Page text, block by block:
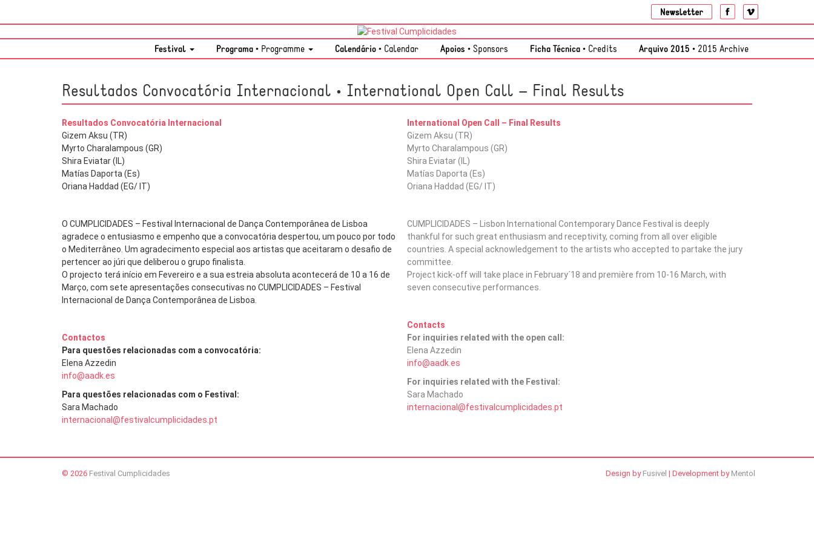
Festival Programa • Programme Calendário • Calendar Apoios • Sponsors Ficha Técnica • Credits Arquivo 2015 • 2015 Archive
Resultados Convocatória Internacional • International Open Call – Final Results
Resultados Convocatória Internacional
Gizem Aksu (TR)
Myrto Charalampous (GR)
Shira Eviatar (IL)
Matías Daporta (Es)
Oriana Haddad (EG/ IT)
O CUMPLICIDADES – Festival Internacional de Dança Contemporânea de Lisboa
agradece o entusiasmo e empenho que a convocatória despertou, um pouco por todo
o Mediterrâneo. Um agradecimento especial aos artistas que aceitaram o desafio de
pertencer ao júri que deliberou o grupo finalista.
O projecto terá início em Fevereiro e a sua estreia absoluta acontecerá de 10 a 16 de
Março, com sete apresentações consecutivas no CUMPLICIDADES – Festival
Internacional de Dança Contemporânea de Lisboa.
Contactos
Para questões relacionadas com a convocatória:
Elena Azzedin
info@aadk.es
Para questões relacionadas com o Festival:
Sara Machado
internacional@festivalcumplicidades.pt
International Open Call – Final Results
Gizem Aksu (TR)
Myrto Charalampous (GR)
Shira Eviatar (IL)
Matías Daporta (Es)
Oriana Haddad (EG/ IT)
CUMPLICIDADES – Lisbon International Contemporary Dance Festival is deeply
thankful for such great enthusiasm and receptivity, coming from all over eligible
countries. A special acknowledgement to the artists who accepted to partake the jury
committee.
Project kick-off will take place in February´18 and première from 10-16 March, with
seven consecutive performances.
Contacts
For inquiries related with the open call:
Elena Azzedin
info@aadk.es
For inquiries related with the Festival:
Sara Machado
internacional@festivalcumplicidades.pt
© 2026 Festival Cumplicidades Design by Fusivel | Development by Mentol